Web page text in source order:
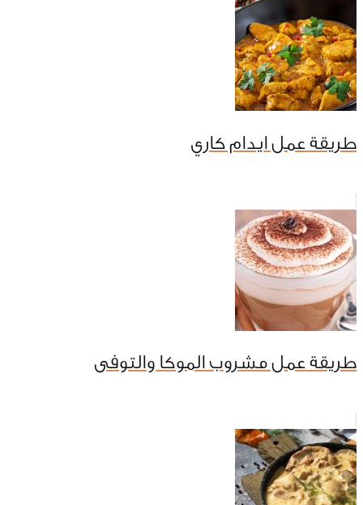
طريقة عمل ايدام كاري
طريقة عمل مشروب الموكا والتوفى